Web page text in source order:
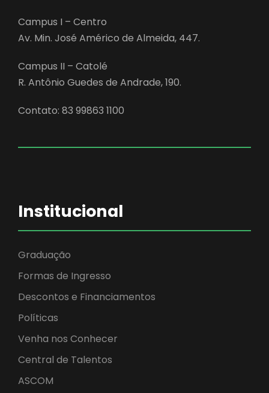
Campus I – Centro
Av. Min. José Américo de Almeida, 447.
Campus II – Catolé
R. Antônio Guedes de Andrade, 190.
Contato: 83 99863 1100
Institucional
Graduação
Formas de Ingresso
Descontos e Financiamentos
Políticas
Venha nos Conhecer
Central de Talentos
ASCOM